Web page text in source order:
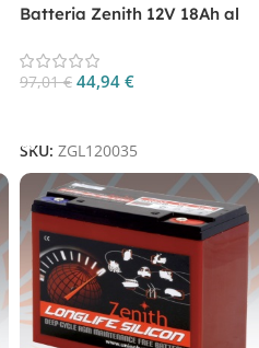
Batteria Zenith 12V 18Ah al
ZGL120035
97,01€ 44,94 €
SKU: ZGL120035